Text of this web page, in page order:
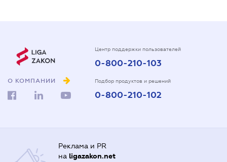
О КОМПАНИИ
Центр поддержки пользователей
0-800-210-103
Подбор продуктов и решений
0-800-210-102
Реклама и PR
на ligazakon.net